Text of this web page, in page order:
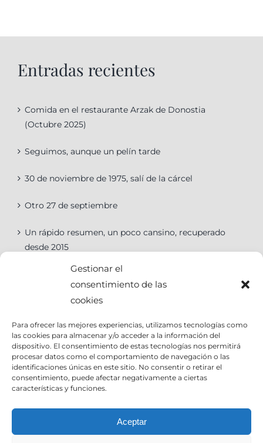
Gestionar el
consentimiento de las
cookies
Para ofrecer las mejores experiencias, utilizamos tecnologías como
las cookies para almacenar y/o acceder a la información del
dispositivo. El consentimiento de estas tecnologías nos permitirá
procesar datos como el comportamiento de navegación o las
identificaciones únicas en este sitio. No consentir o retirar el
consentimiento, puede afectar negativamente a ciertas
características y funciones.
Aceptar
Entradas recientes
Comida en el restaurante Arzak de Donostia
(Octubre 2025)
Seguimos, aunque un pelín tarde
30 de noviembre de 1975, salí de la cárcel
Otro 27 de septiembre
Un rápido resumen, un poco cansino, recuperado
desde 2015
Categorías
Categorías
Contact Info